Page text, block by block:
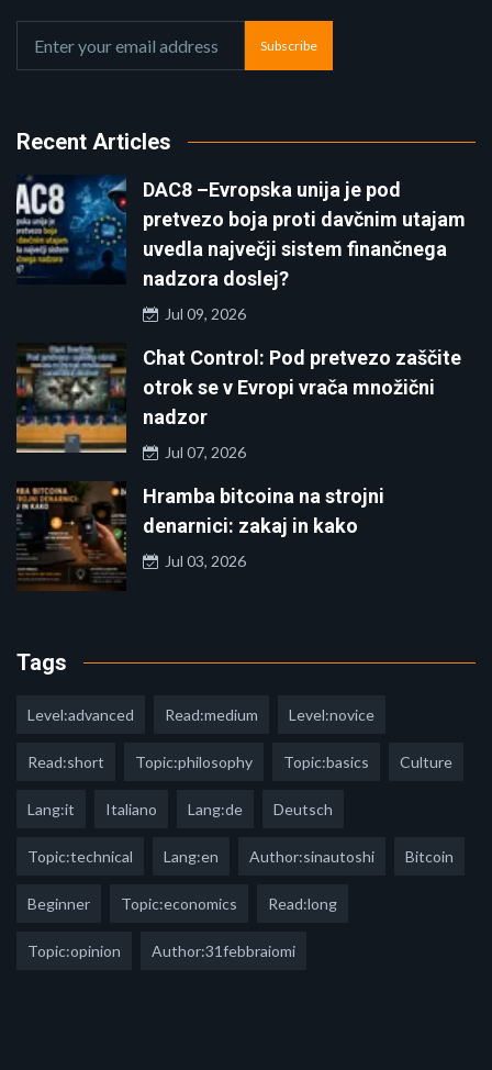
Subscribe
Recent Articles
DAC8 –Evropska unija je pod
pretvezo boja proti davčnim utajam
uvedla največji sistem finančnega
nadzora doslej?
Jul 09, 2026
Chat Control: Pod pretvezo zaščite
otrok se v Evropi vrača množični
nadzor
Jul 07, 2026
Hramba bitcoina na strojni
denarnici: zakaj in kako
Jul 03, 2026
Tags
Level:advanced Read:medium Level:novice
Read:short Topic:philosophy Topic:basics Culture
Lang:it Italiano Lang:de Deutsch
Topic:technical Lang:en Author:sinautoshi Bitcoin
Beginner Topic:economics Read:long
Topic:opinion Author:31febbraiomi